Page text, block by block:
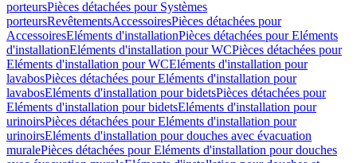
porteursPièces détachées pour Systèmes
porteursRevêtementsAccessoiresPièces détachées pour
AccessoiresEléments d'installationPièces détachées pour Eléments
d'installationEléments d'installation pour WCPièces détachées pour
Eléments d'installation pour WCEléments d'installation pour
lavabosPièces détachées pour Eléments d'installation pour
lavabosEléments d'installation pour bidetsPièces détachées pour
Eléments d'installation pour bidetsEléments d'installation pour
urinoirsPièces détachées pour Eléments d'installation pour
urinoirsEléments d'installation pour douches avec évacuation
muralePièces détachées pour Eléments d'installation pour douches